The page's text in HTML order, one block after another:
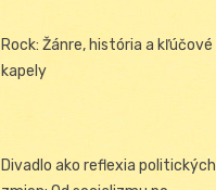
Rock: Žánre, história a kľúčové
kapely
Divadlo ako reflexia politických